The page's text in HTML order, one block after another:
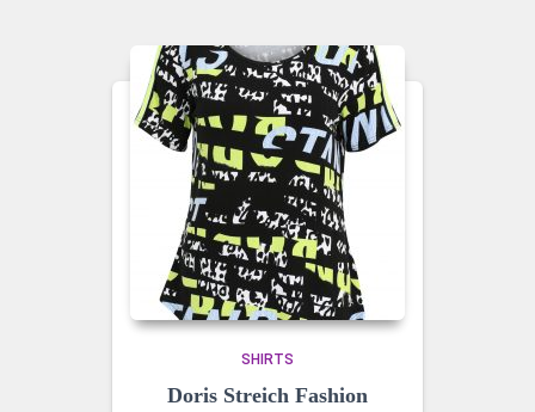
SHIRTS
Doris Streich Fashion